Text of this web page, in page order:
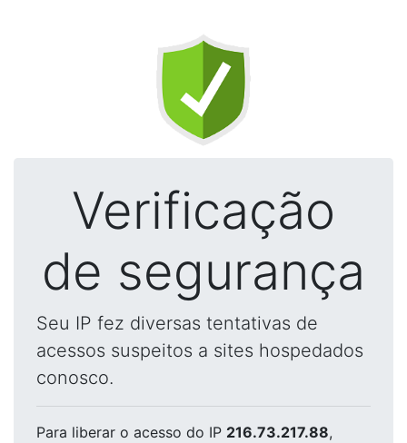
Verificação
de segurança
Seu IP fez diversas tentativas de
acessos suspeitos a sites hospedados
conosco.
Para liberar o acesso do IP 216.73.217.88,